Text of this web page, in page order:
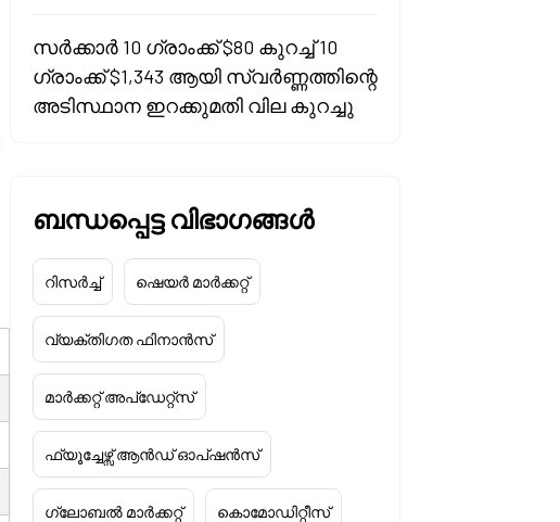
സർക്കാർ 10 ഗ്രാംക്ക് $80 കുറച്ച് 10
ഗ്രാംക്ക് $1,343 ആയി സ്വർണ്ണത്തിന്റെ
അടിസ്ഥാന ഇറക്കുമതി വില കുറച്ചു
ബന്ധപ്പെട്ട വിഭാഗങ്ങൾ
റിസർച്ച് ഷെയർ മാർക്കറ്റ്
വ്യക്തിഗത ഫിനാൻസ്
മാർക്കറ്റ് അപ്‌ഡേറ്റ്സ്
ഫ്യൂച്ചേഴ്സ് ആൻഡ് ഓപ്ഷൻസ്
ഗ്ലോബൽ മാർക്കറ്റ് കൊമോഡിറ്റീസ്